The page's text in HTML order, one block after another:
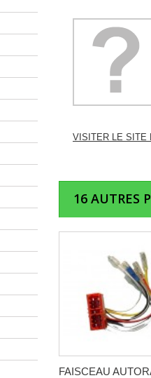
VISITER LE SITE
16 AUTRES
FAISCEAU